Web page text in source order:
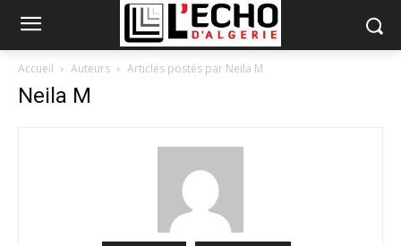
Accueil Auteurs Articles postés par Neila M
Neila M